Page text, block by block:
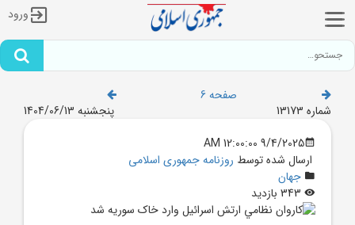
ورود
صفحه 6
شماره 13173
پنجشنبه 1404/06/13
9/4/2025 12:00:00 AM
ارسال شده توسط روزنامه جمهوری اسلامی
جهان